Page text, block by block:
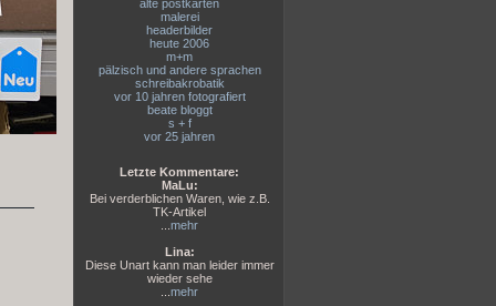
alte postkarten
malerei
headerbilder
heute 2006
m+m
pälzisch und andere sprachen
schreibakrobatik
vor 10 jahren fotografiert
beate bloggt
s + f
vor 25 jahren
Letzte Kommentare:
MaLu:
Bei verderblichen Waren, wie z.B.
TK-Artikel
mehr
Lina:
Diese Unart kann man leider immer
wieder sehe
mehr